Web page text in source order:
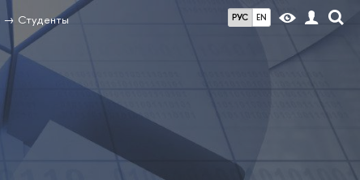
РУС EN
Студенты